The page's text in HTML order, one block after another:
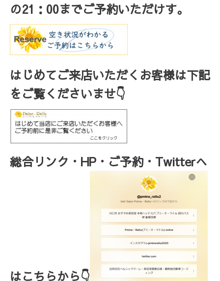
の21 ： 00までご予約いただけす。
はじめてご来店いただくお客様は下記
をご覧くださいませ👇
総合リンク・HP・ご予約・Twitterへ
はこちらから👇